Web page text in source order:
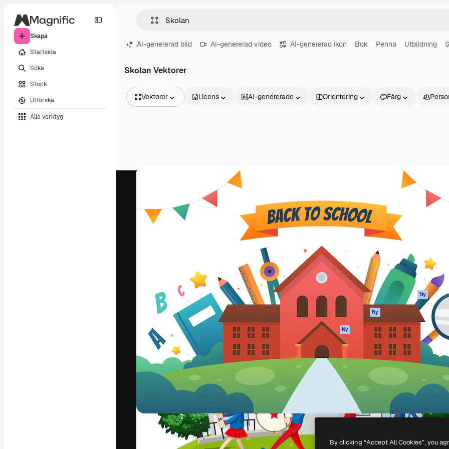
Skapa
Startsida
Söka
Stock
Utforska
Alla verktyg
AI-genererad bild AI-genererad video AI-genererad ikon Bok Penna Utbildning
Skolan Vektorer
Vektorer
Videor
3D-modeller
Teckensnitt
Licens AI-genererade Orientering Färg
Den kreativa plattformen för att förverkliga
ditt bästa arbete. Mer än 1 miljon
prenumeranter bland kreatörer, företag,
Svenska
Produkter
AI-assistent
AI-bildgenerator
AI-videogenerator
AI-röstgenerator
Stock-innehåll
Claude/ChatGPT
Ny
Agenter Ny
Mobilapp
Alla Magnific-
verktyg
Kom igång
Academy
Support
Användarvillkor
Integritetspolicy
Original
Ny
Cookies policy
Förtroendecenter
Affiliates
Företag
Freepik Company S.L.U. Alla rättigheter reserverade
By clicking “Accept All Cookies”, you